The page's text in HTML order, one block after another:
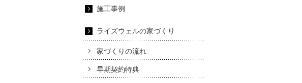
施工事例
ライズウェルの家づくり
家づくりの流れ
早期契約特典